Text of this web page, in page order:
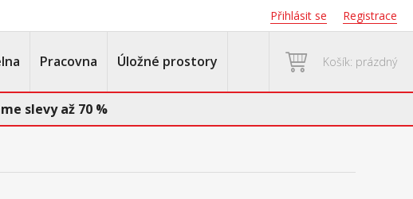
Přihlásit se Registrace
Pracovna Úložné prostory Košík: prázdný
slevy až 70 %